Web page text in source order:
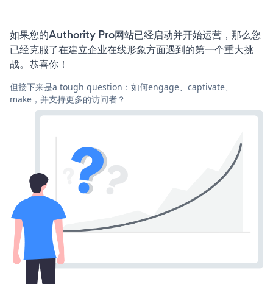
如果您的Authority Pro网站已经启动并开始运营，那么您
已经克服了在建立企业在线形象方面遇到的第一个重大挑
战。恭喜你！
但接下来是a tough question：如何engage、captivate、
make，并支持更多的访问者？